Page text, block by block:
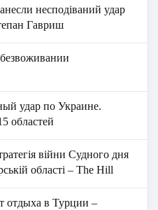
несподіваний удар
Гавриш
удар по Украине.
областей
війни Судного дня
області – The Hill
отдыха в Турции –